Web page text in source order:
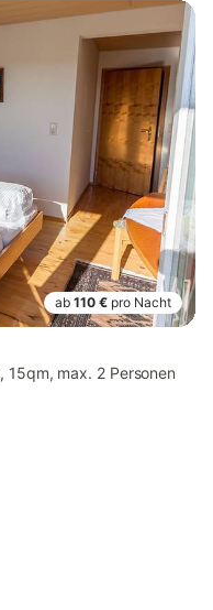
ab 110 € pro Nacht
15qm, max. 2 Personen